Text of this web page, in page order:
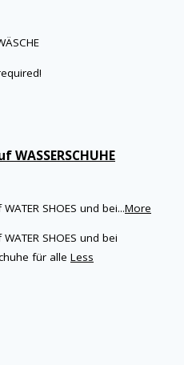
SHOES und bei...More
SHOES und bei
für alle Less